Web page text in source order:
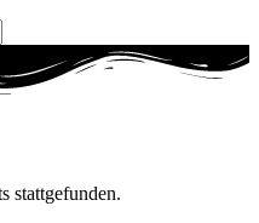
stattgefunden.